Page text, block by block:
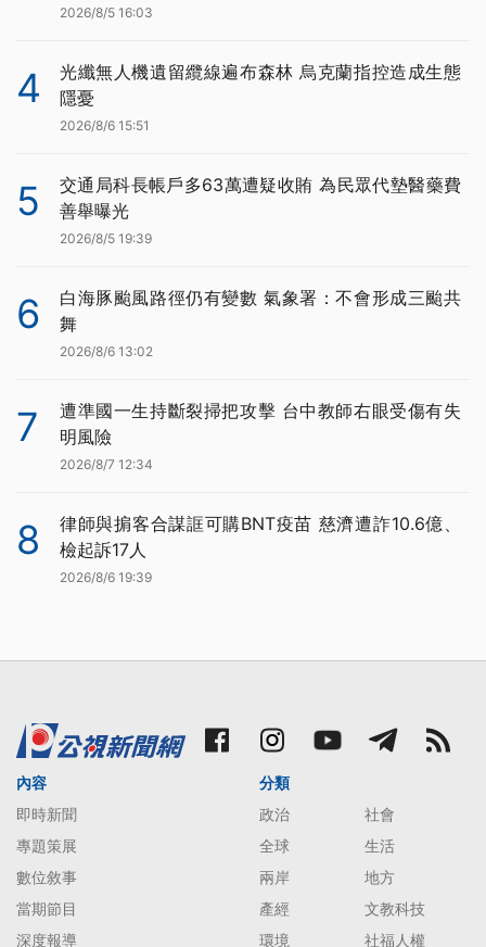
2026/8/5 16:03
4
光纖無人機遺留纜線遍布森林 烏克蘭指控造成生態
隱憂
2026/8/6 15:51
5
交通局科長帳戶多63萬遭疑收賄 為民眾代墊醫藥費
善舉曝光
2026/8/5 19:39
6
白海豚颱風路徑仍有變數 氣象署：不會形成三颱共
舞
2026/8/6 13:02
7
遭準國一生持斷裂掃把攻擊 台中教師右眼受傷有失
明風險
2026/8/7 12:34
8
律師與掮客合謀誆可購BNT疫苗 慈濟遭詐10.6億、
檢起訴17人
2026/8/6 19:39
內容
即時新聞
專題策展
數位敘事
當期節目
深度報導
分類
政治
社會
全球
生活
兩岸
地方
產經
文教科技
環境
社福人權